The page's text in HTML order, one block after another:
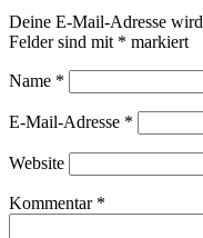
Deine E-Mail-Adresse
Felder sind mit * markiert
Name *
E-Mail-Adresse *
Website
Kommentar *